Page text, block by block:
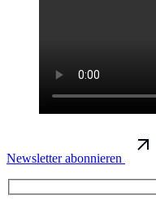
Newsletter abonnieren